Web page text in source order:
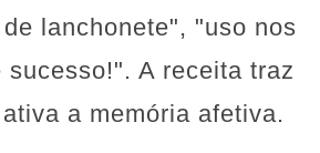
lanchonete", "uso nos
sucesso!". A receita traz
a memória afetiva.